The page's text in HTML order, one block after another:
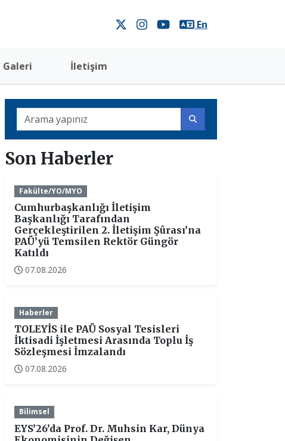
En
Galeri İletişim
Son Haberler
Fakülte/YO/MYO
Cumhurbaşkanlığı İletişim
Başkanlığı Tarafından
Gerçekleştirilen 2. İletişim Şûrası’na
PAÜ’yü Temsilen Rektör Güngör
Katıldı
07.08.2026
Haberler
TOLEYİS ile PAÜ Sosyal Tesisleri
İktisadi İşletmesi Arasında Toplu İş
Sözleşmesi İmzalandı
07.08.2026
Bilimsel
EYS’26’da Prof. Dr. Muhsin Kar, Dünya